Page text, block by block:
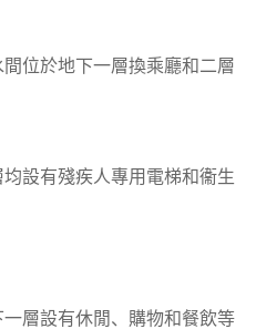
位於地下一層換乘廳和二層
設有殘疾人專用電梯和衞生
層設有休閒、購物和餐飲等